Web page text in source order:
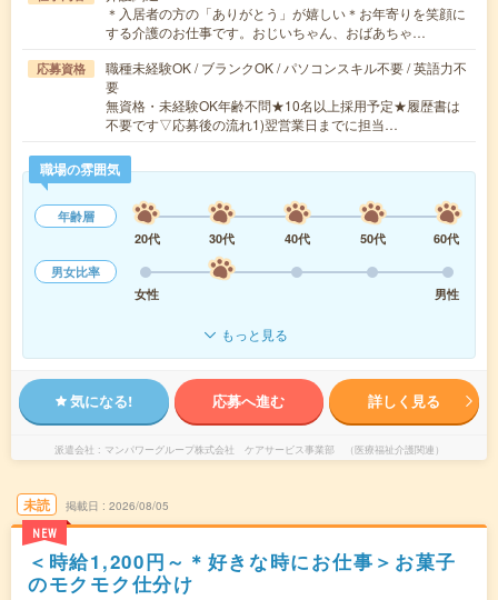
＊入居者の方の「ありがとう」が嬉しい＊お年寄りを笑顔に
する介護のお仕事です。おじいちゃん、おばあちゃ…
応募資格
職種未経験OK / ブランクOK / パソコンスキル不要 / 英語力不
要
無資格・未経験OK年齢不問★10名以上採用予定★履歴書は
不要です▽応募後の流れ1)翌営業日までに担当…
職場の雰囲気
年齢層
20代
30代 40代 50代
60代
男女比率
女性
男性
もっと見る
気になる! 応募へ進む 詳しく見る
派遣会社 マンパワーグループ株式会社 ケアサービス事業部 （医療福祉介護関連）
未読
NEW
掲載日 2026/08/05
＜時給1,200円～＊好きな時にお仕事＞お菓子
のモクモク仕分け